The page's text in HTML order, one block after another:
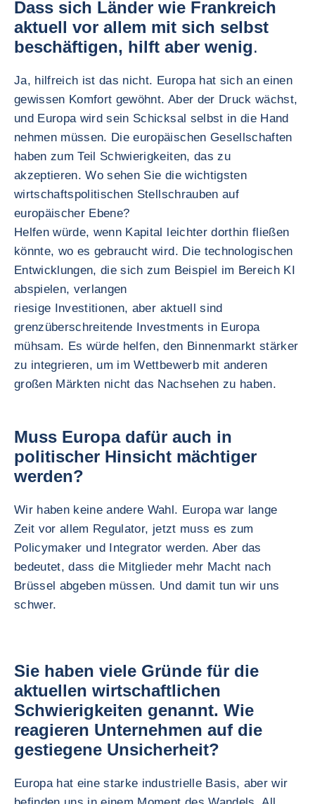
Dass sich Länder wie Frankreich
aktuell vor allem mit sich selbst
beschäftigen, hilft aber wenig.
Ja, hilfreich ist das nicht. Europa hat sich an einen
gewissen Komfort gewöhnt. Aber der Druck wächst,
und Europa wird sein Schicksal selbst in die Hand
nehmen müssen. Die europäischen Gesellschaften
haben zum Teil Schwierigkeiten, das zu
akzeptieren. Wo sehen Sie die wichtigsten
wirtschaftspolitischen Stellschrauben auf
europäischer Ebene?
Helfen würde, wenn Kapital leichter dorthin fließen
könnte, wo es gebraucht wird. Die technologischen
Entwicklungen, die sich zum Beispiel im Bereich KI
abspielen, verlangen
riesige Investitionen, aber aktuell sind
grenzüberschreitende Investments in Europa
mühsam. Es würde helfen, den Binnenmarkt stärker
zu integrieren, um im Wettbewerb mit anderen
großen Märkten nicht das Nachsehen zu haben.
Muss Europa dafür auch in
politischer Hinsicht mächtiger
werden?
Wir haben keine andere Wahl. Europa war lange
Zeit vor allem Regulator, jetzt muss es zum
Policymaker und Integrator werden. Aber das
bedeutet, dass die Mitglieder mehr Macht nach
Brüssel abgeben müssen. Und damit tun wir uns
schwer.
Sie haben viele Gründe für die
aktuellen wirtschaftlichen
Schwierigkeiten genannt. Wie
reagieren Unternehmen auf die
gestiegene Unsicherheit?
Europa hat eine starke industrielle Basis, aber wir